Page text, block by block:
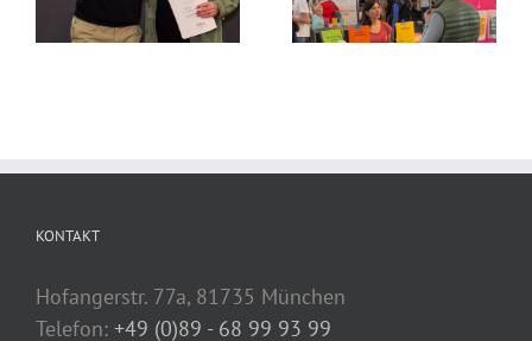
KONTAKT
Hofangerstr. 77a, 81735 München
Telefon: +49 (0)89 - 68 99 93 99